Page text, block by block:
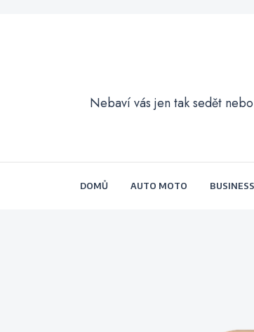
Nebaví vás jen tak sedět
DOMŮ AUTO MOTO BUSINESS